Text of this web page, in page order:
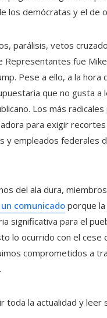
los demócratas y el de
parálisis, vetos
fue
Pese a ello, a la
que no gusta
Los más
para exigir
y empleados federales
del ala dura,
comunicadoporque
significativa para el
lo ocurrido con el
comprometidos a
toda la actualidad y leer